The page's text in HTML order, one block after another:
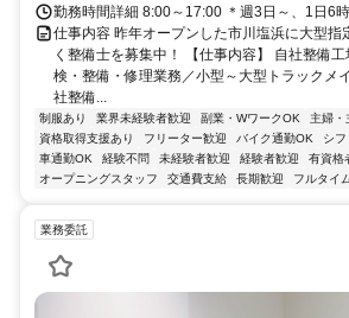
勤務時間詳細 8:00～17:00 ＊週3日～、1日6
仕事内容 昨年オープンした市川塩浜に大型指
く整備士を募集中！ 【仕事内容】 自社整備
検・整備・修理業務／小型～大型トラックメ
社整備...
制服あり 業界未経験者歓迎 副業・WワークOK
主婦・
資格取得支援あり
フリーター歓迎 バイク通勤OK シフ
車通勤OK
経験不問 未経験者歓迎 経験者歓迎 有資格
オープニングスタッフ
交通費支給 長期歓迎 フルタイ
業務委託